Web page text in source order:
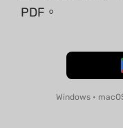
PDF。
Windows •